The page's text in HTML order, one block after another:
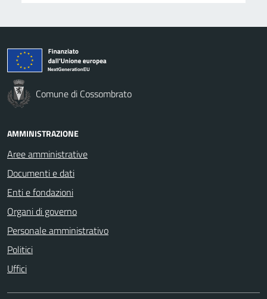
Comune di Cossombrato
AMMINISTRAZIONE
Aree amministrative
Documenti e dati
Enti e fondazioni
Organi di governo
Personale amministrativo
Politici
Uffici